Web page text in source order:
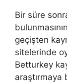
Bir süre
geçişten
sitelerinde
Betturkey
araştırmaya